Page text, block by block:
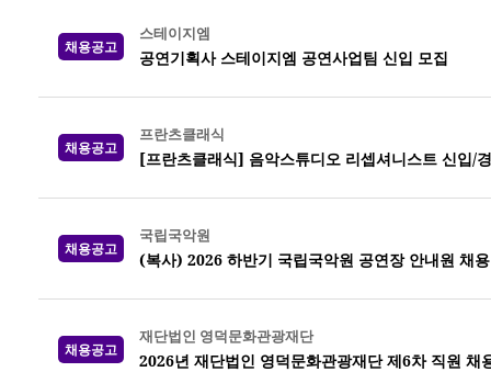
채용공고
스테이지엠
공연기획사 스테이지엠 공연사업팀 신입 모집
채용공고
프란츠클래식
[프란츠클래식] 음악스튜디오 리셉셔니스트 신입/
채용공고
국립국악원
(복사) 2026 하반기 국립국악원 공연장 안내원 채
채용공고
재단법인 영덕문화관광재단
2026년 재단법인 영덕문화관광재단 제6차 직원 채